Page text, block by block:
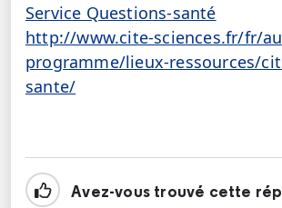
Service Questions-santé
http://www.cite-sciences.fr/fr/
programme/lieux-ressources/
sante/
Avez-vous trouvé cette